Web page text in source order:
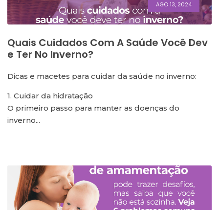
AGO 13, 2024
Quais Cuidados Com A Saúde Você Dev
E Ter No Inverno?
Dicas e macetes para cuidar da saúde no inverno:
1. Cuidar da hidratação
O primeiro passo para manter as doenças do
inverno...